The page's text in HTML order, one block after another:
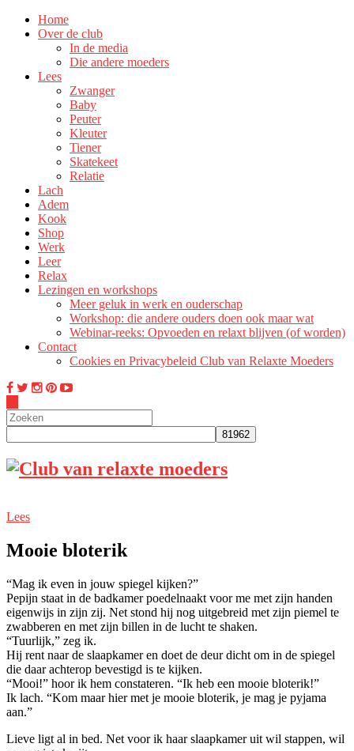
Home
Over de club
In de media
Die andere moeders
Lees
Zwanger
Baby
Peuter
Kleuter
Tiener
Skatekeet
Relatie
Lach
Adem
Kook
Shop
Werk
Leer
Relax
Lezingen en workshops
Meer geluk in werk en ouderschap
Workshop: die andere ouders doen ook maar wat
Webinar-reeks: Opvoeden en relaxt blijven (of worden)
Contact
Cookies en Privacybeleid Club van Relaxte Moeders
Lees
Mooie bloterik
“Mag ik even in jouw spiegel kijken?”
Pepijn staat in de badkamer poedelnaakt voor me met zijn handen
eigenwijs in zijn zij. Net stond hij nog uitgebreid met zijn piemel te
zwabberen en met zijn billen in de lucht te shaken.
“Tuurlijk,” zeg ik.
Hij rent naar de slaapkamer en doet de deur dicht om in de spiegel
die daar achterop bevestigd is te kijken.
“Mooi!” hoor ik hem constateren. “Ik heb een mooie bloterik!”
Ik lach. “Kom maar hier met je mooie bloterik, je mag je pyjama
aan.”
Lieve ligt al in bed. Net voor ik haar slaapkamer uit wil stappen, wil